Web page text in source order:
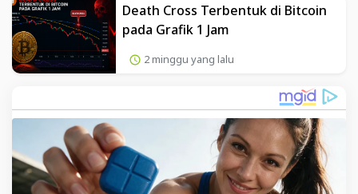
Death Cross Terbentuk di Bitcoin
pada Grafik 1 Jam
2 minggu yang lalu